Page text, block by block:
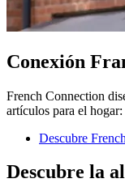
Conexión
French Connection
artículos para el
Descubre
Descubre la